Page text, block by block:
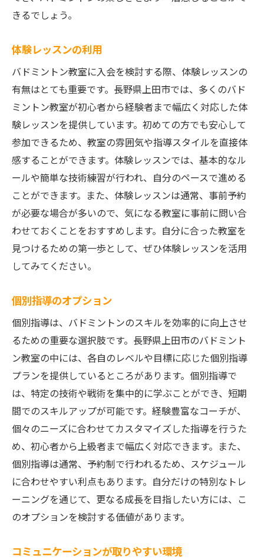
きるでしょう。
体験レッスンの利用
バドミントン教室に入会を検討する際、体験レッスンの
有無はとても重要です。長野県上田市では、多くのバド
ミントン教室が初心者から経験者まで幅広く対応した体
験レッスンを提供しています。初めての方でも安心して
参加できるため、教室の雰囲気や指導スタイルを直接体
感することができます。体験レッスンでは、基本的なル
ールや簡単な技術練習が行われ、自分のペースで進める
ことができます。また、体験レッスンは通常、事前予約
が必要な場合が多いので、気になる教室に事前に問い合
わせておくことをおすすめします。自分に合った教室を
見つけるための第一歩として、ぜひ体験レッスンを活用
してみてください。
個別指導のオプション
個別指導は、バドミントンのスキルを効率的に向上させ
るための重要な選択肢です。長野県上田市のバドミント
ン教室の中には、各自のレベルや目標に応じた個別指導
プランを提供しているところがあります。個別指導で
は、特定の技術や戦術を集中的に学ぶことができ、短期
間でのスキルアップが可能です。経験豊富なコーチが、
個々のニーズに合わせてカスタマイズした指導を行うた
め、初心者から上級者まで幅広く対応できます。また、
個別指導は通常、予約制で行われるため、スケジュール
に合わせやすい利点もあります。自分だけの特別なトレ
ーニングを通じて、更なる成長を目指したい方には、こ
のオプションを検討する価値があります。
コミュニケーションが取りやすい環境